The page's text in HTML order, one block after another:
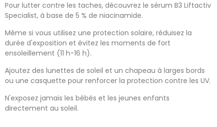
Pour lutter contre les taches, découvrez le sérum B3 Liftactiv
Specialist, à base de 5 % de niacinamide.
Même si vous utilisez une protection solaire, réduisez la
durée d'exposition et évitez les moments de fort
ensoleillement (11 h-16 h).
Ajoutez des lunettes de soleil et un chapeau à larges bords
ou une casquette pour renforcer la protection contre les UV.
N'exposez jamais les bébés et les jeunes enfants
directement au soleil.